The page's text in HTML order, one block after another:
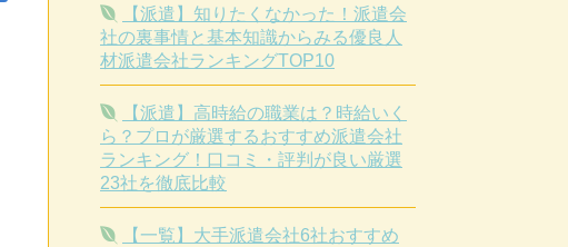
【派遣】知りたくなかった！派遣会
社の裏事情と基本知識からみる優良人
材派遣会社ランキングTOP10
【派遣】高時給の職業は？時給いく
ら？プロが厳選するおすすめ派遣会社
ランキング！口コミ・評判が良い厳選
23社を徹底比較
【一覧】大手派遣会社6社おすすめ